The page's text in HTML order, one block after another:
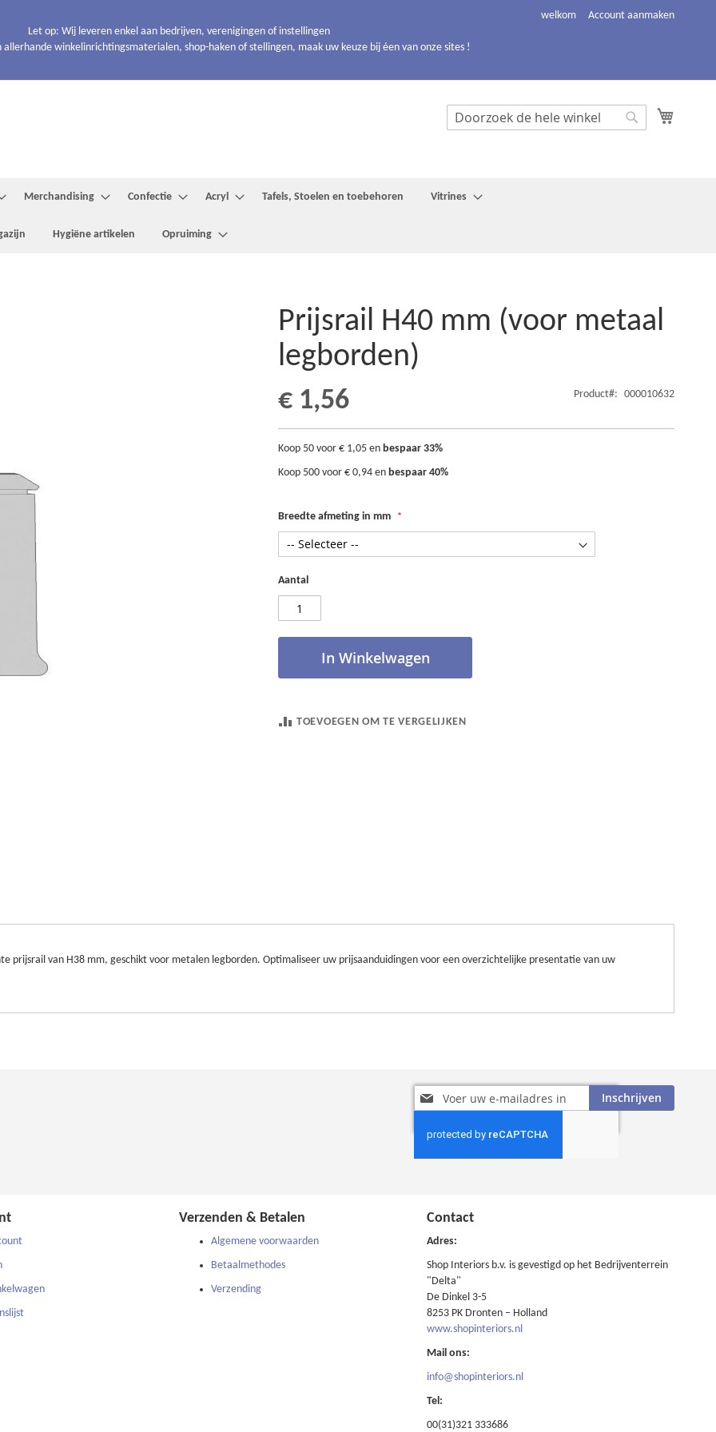
welkom
Account aanmaken
Let op: Wij leveren enkel aan bedrijven, verenigingen of instellingen
allerhande winkelinrichtingsmaterialen, shop-haken of stellingen, maak uw keuze bij éen van onze sites !
Search
Merchandising Confectie Acryl Tafels, Stoelen en toebehoren Vitrines
Hygiëne artikelen Opruiming
Prijsrail H40 mm (voor metaal
legborden)
€ 1,56 Product 000010632
Koop 50 voor € 1,05 en bespaar 33%
Koop 500 voor € 0,94 en bespaar 40%
Breedte afmeting in mm
Aantal
In Winkelwagen
TOEVOEGEN OM TE VERGELIJKEN
prijsrail van H38 mm, geschikt voor metalen legborden. Optimaliseer uw prijsaanduidingen voor een overzichtelijke presentatie van uw
Abonneer
u
onze
nieuwsbrief
Inschrijven
Verzenden & Betalen
Algemene voorwaarden
Betaalmethodes
Verzending
Contact
Adres:
Shop Interiors b.v. is gevestigd op het Bedrijventerrein
"Delta"
De Dinkel 3-5
8253 PK Dronten – Holland
www.shopinteriors.nl
Mail ons:
info@shopinteriors.nl
Tel:
00(31)321 333686